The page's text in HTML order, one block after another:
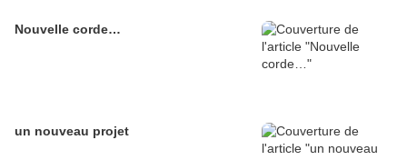
Nouvelle corde…
un nouveau projet